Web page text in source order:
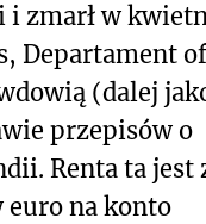
zmarł w
Departament
(dalej
przepisów o
Renta ta jest
euro na konto